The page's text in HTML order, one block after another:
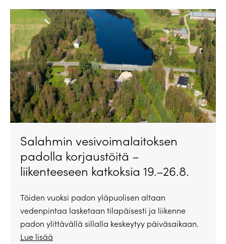
Salahmin vesivoimalaitoksen
padolla korjaustöitä –
liikenteeseen katkoksia 19.–26.8.
Töiden vuoksi padon yläpuolisen altaan
vedenpintaa lasketaan tilapäisesti ja liikenne
padon ylittävällä sillalla keskeytyy päiväsaikaan.
Lue lisää